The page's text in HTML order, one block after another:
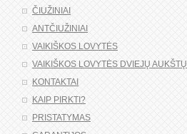
ČIUŽINIAI
ANTČIUŽINIAI
VAIKIŠKOS LOVYTĖS
VAIKIŠKOS LOVYTĖS DVIEJŲ AUKŠTŲ
KONTAKTAI
KAIP PIRKTI?
PRISTATYMAS